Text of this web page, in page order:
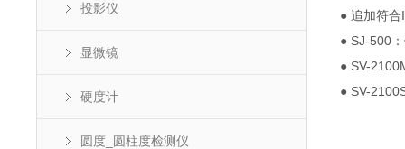
投影仪
显微镜
硬度计
圆度_圆柱度检测仪
● 追加符
● SJ-500
● SV-
● SV-